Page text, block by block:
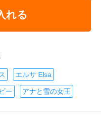
れる
エルサ Elsa
ー アナと雪の女王